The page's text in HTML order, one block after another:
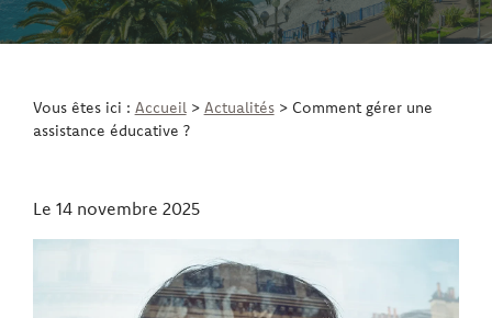
Vous êtes ici : Accueil> Actualités> Comment gérer une
assistance éducative ?
Le 14 novembre 2025